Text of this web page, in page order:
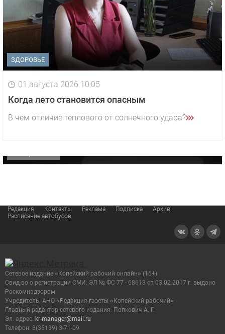
ЗДОРОВЬЕ
01 августа 2026 10:05
Когда лето становится опасным
В чем отличие теплового от солнечного удара?
«Звезда» Метрана стала главным героем нового
Редакция Контакты Реклама Подписка
Архив
Расписание автобусов
Сетевое издание «Копейский рабочий онлайн» (16+)
Cвид-во о регистрации СМИ: ЭЛ № ФС 77 - 68613 от 03.02.2017 г. выдано
Роскомнадзором
Учредитель: АНО «Редакция газеты «Копейский рабочий»
Главный редактор сетевого издания: Попкович А. Г.
Эл. адрес: kr-manager@mail.ru
Телефон: 8(35139) 3-71-09